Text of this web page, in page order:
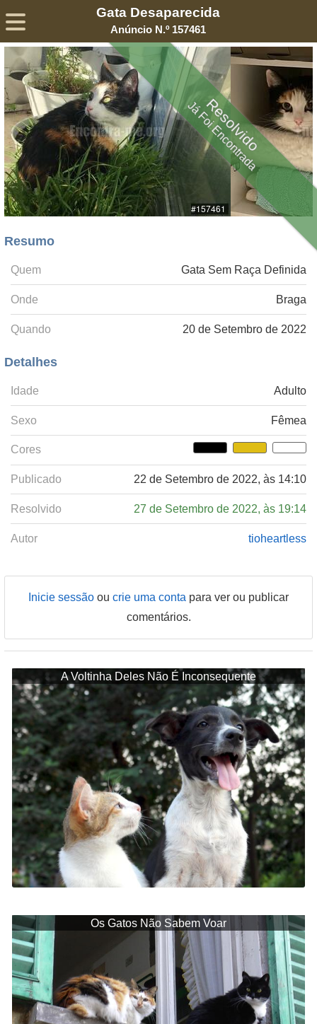
Resolvido
Já Foi Encontrada
Gata Desaparecida
Anúncio N.º 157461
Resumo
Quem Gata Sem Raça Definida
Onde Braga
Quando 20 de Setembro de 2022
Detalhes
Idade Adulto
Sexo Fêmea
Cores
Publicado 22 de Setembro de 2022, às 14:10
Resolvido 27 de Setembro de 2022, às 19:14
Autor tioheartless
Inicie sessão ou crie uma conta para ver ou publicar
comentários.
A Voltinha Deles Não É Inconsequente
Os Gatos Não Sabem Voar
Sobre Declaração de Privacidade Termos de Serviço
©2005-2026 Encontra-me® – Todos os Direitos Reservados